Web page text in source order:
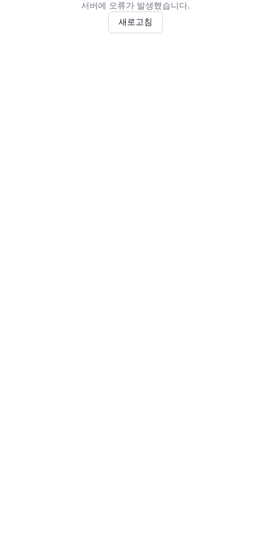
서버에 오류가 발생했습니다.
새로고침